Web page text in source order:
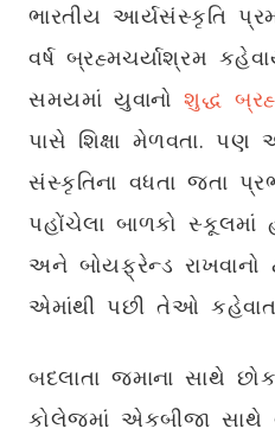
ભારતીય આર્યસંસ્કૃતિ
વર્ષ બ્રહ્મચર્યાશ્રમ
સમયમાં યુવાનોશુદ્ધ
પાસે શિક્ષા મેળવતા. પણ
સંસ્કૃતિના વધતા જતા
પહોંચેલા બાળકો સ્કૂલમાં
અને બોયફ્રેન્ડ
એમાંથી પછી તેઓ
બદલાતા જમાના સાથે
કોલેજમાં એકબીજા સાથે